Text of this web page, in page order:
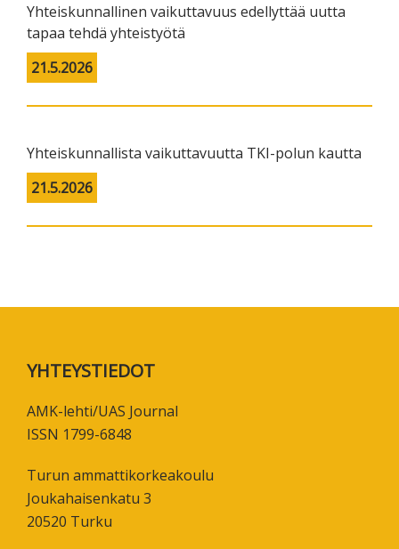
Yhteiskunnallinen vaikuttavuus edellyttää uutta
tapaa tehdä yhteistyötä
21.5.2026
Yhteiskunnallista vaikuttavuutta TKI-polun kautta
21.5.2026
Footer
YHTEYSTIEDOT
AMK-lehti/UAS Journal
ISSN 1799-6848
Turun ammattikorkeakoulu
Joukahaisenkatu 3
20520 Turku